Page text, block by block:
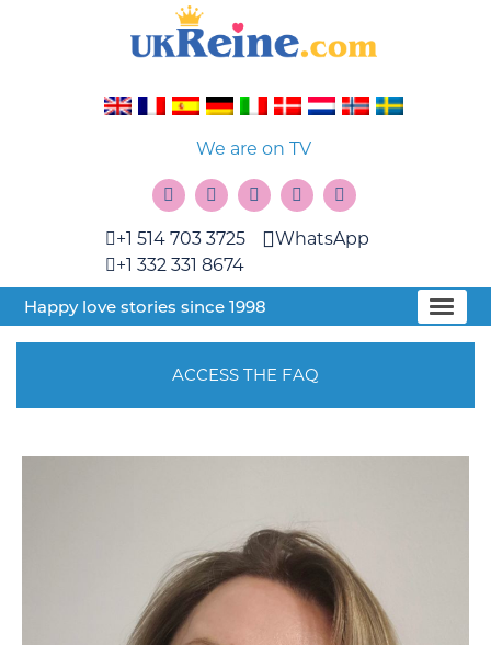
We are on TV
+1 514 703 3725
+1 332 331 8674
WhatsApp
Happy love stories since 1998
ACCESS THE FAQ